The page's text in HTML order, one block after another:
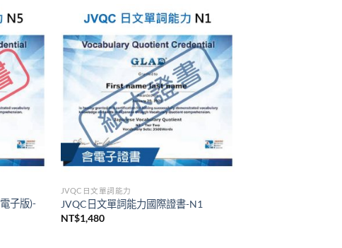
子版)-
JVQC日文單詞能力
JVQC日文單詞能力國際證書-N1
NT$1,480